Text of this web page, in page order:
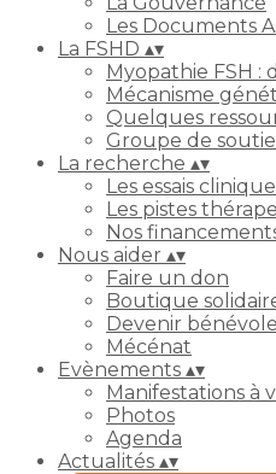
Les Documents
La FSHD ▴▾
Myopathie FSH :
Mécanisme
Quelques
Groupe de
La recherche ▴▾
Les essais
Les pistes
Nos
Nous aider ▴▾
Faire un don
Boutique
Devenir bénévole
Mécénat
Evènements ▴▾
Manifestations à
Photos
Agenda
Actualités ▴▾